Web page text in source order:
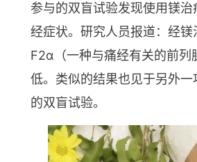
参与的双盲试验发现使用镁
经症状。研究人员报道：经镁
F2α（一种与痛经有关的前列
低。类似的结果也见于另外一
的双盲试验。